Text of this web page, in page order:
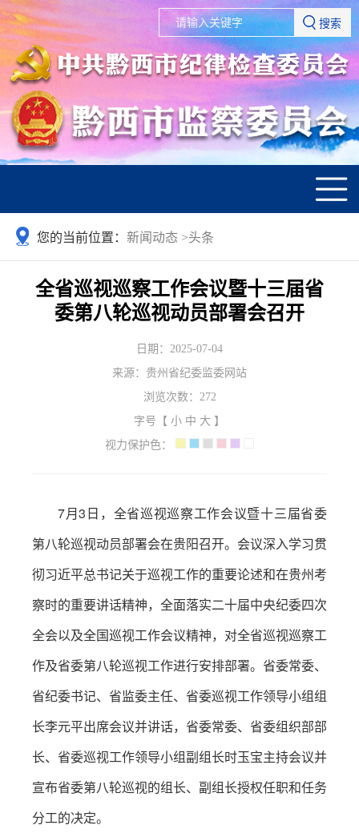
搜索
您的当前位置： 新闻动态 >头条
全省巡视巡察工作会议暨十三届省
委第八轮巡视动员部署会召开
日期：2025-07-04
来源：贵州省纪委监委网站
浏览次数： 272
字号【 小 中 大 】
视力保护色：
7月3日，全省巡视巡察工作会议暨十三届省委
第八轮巡视动员部署会在贵阳召开。会议深入学习贯
彻习近平总书记关于巡视工作的重要论述和在贵州考
察时的重要讲话精神，全面落实二十届中央纪委四次
全会以及全国巡视工作会议精神，对全省巡视巡察工
作及省委第八轮巡视工作进行安排部署。省委常委、
省纪委书记、省监委主任、省委巡视工作领导小组组
长李元平出席会议并讲话，省委常委、省委组织部部
长、省委巡视工作领导小组副组长时玉宝主持会议并
宣布省委第八轮巡视的组长、副组长授权任职和任务
分工的决定。